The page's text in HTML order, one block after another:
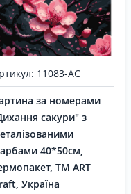
11083-AC
за номерами
сакури" з
40*50см,
ТМ ART
Україна